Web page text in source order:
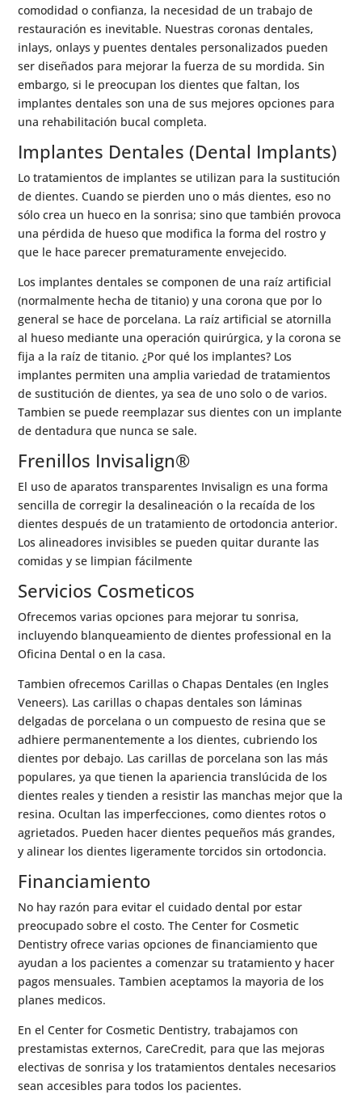
comodidad o confianza, la necesidad de un trabajo de
restauración es inevitable. Nuestras coronas dentales,
inlays, onlays y puentes dentales personalizados pueden
ser diseñados para mejorar la fuerza de su mordida. Sin
embargo, si le preocupan los dientes que faltan, los
implantes dentales son una de sus mejores opciones para
una rehabilitación bucal completa.
Implantes Dentales (Dental Implants)
Lo tratamientos de implantes se utilizan para la sustitución
de dientes. Cuando se pierden uno o más dientes, eso no
sólo crea un hueco en la sonrisa; sino que también provoca
una pérdida de hueso que modifica la forma del rostro y
que le hace parecer prematuramente envejecido.
Los implantes dentales se componen de una raíz artificial
(normalmente hecha de titanio) y una corona que por lo
general se hace de porcelana. La raíz artificial se atornilla
al hueso mediante una operación quirúrgica, y la corona se
fija a la raíz de titanio. ¿Por qué los implantes? Los
implantes permiten una amplia variedad de tratamientos
de sustitución de dientes, ya sea de uno solo o de varios.
Tambien se puede reemplazar sus dientes con un implante
de dentadura que nunca se sale.
Frenillos Invisalign®
El uso de aparatos transparentes Invisalign es una forma
sencilla de corregir la desalineación o la recaída de los
dientes después de un tratamiento de ortodoncia anterior.
Los alineadores invisibles se pueden quitar durante las
comidas y se limpian fácilmente
Servicios Cosmeticos
Ofrecemos varias opciones para mejorar tu sonrisa,
incluyendo blanqueamiento de dientes professional en la
Oficina Dental o en la casa.
Tambien ofrecemos Carillas o Chapas Dentales (en Ingles
Veneers). Las carillas o chapas dentales son láminas
delgadas de porcelana o un compuesto de resina que se
adhiere permanentemente a los dientes, cubriendo los
dientes por debajo. Las carillas de porcelana son las más
populares, ya que tienen la apariencia translúcida de los
dientes reales y tienden a resistir las manchas mejor que la
resina. Ocultan las imperfecciones, como dientes rotos o
agrietados. Pueden hacer dientes pequeños más grandes,
y alinear los dientes ligeramente torcidos sin ortodoncia.
Financiamiento
No hay razón para evitar el cuidado dental por estar
preocupado sobre el costo. The Center for Cosmetic
Dentistry ofrece varias opciones de financiamiento que
ayudan a los pacientes a comenzar su tratamiento y hacer
pagos mensuales. Tambien aceptamos la mayoria de los
planes medicos.
En el Center for Cosmetic Dentistry, trabajamos con
prestamistas externos, CareCredit, para que las mejoras
electivas de sonrisa y los tratamientos dentales necesarios
sean accesibles para todos los pacientes.